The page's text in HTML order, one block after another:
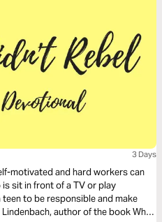
3 Days
motivated and hard workers can
sit in front of a TV or play
to be responsible and make
author of the book Why I